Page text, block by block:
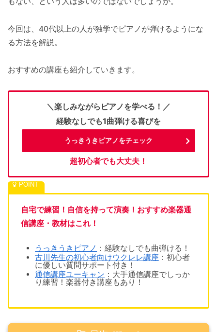
今回は、40代以上の人が独学でピアノが弾けるようにな
る方法を解説。
おすすめの講座も紹介していきます。
＼楽しみながらピアノを学べる！／
経験なしでも1曲弾ける喜びを
うっきうきピアノをチェック
超初心者でも大丈夫！
自宅で練習！自信を持って演奏！おすすめ楽器通
信講座・教材はこれ！
うっきうきピアノ
：経験なしでも1曲弾ける！
古川先生の初心者向けウクレレ講座 ：初心者
に優しい質問サポート付き！
通信講座ユーキャン ：大手通信講座でしっか
り練習！楽器付き講座もあり！